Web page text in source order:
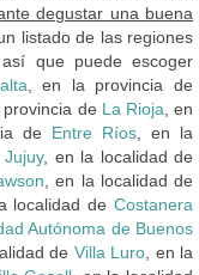
degustar una buena
listado de las regiones
que puede escoger
, en la provincia de
provincia de La Rioja , en
de Entre Ríos , en la
Jujuy, en la localidad de
, en la localidad de
localidad de Costanera
Autónoma de Buenos
de Villa Luro , en la